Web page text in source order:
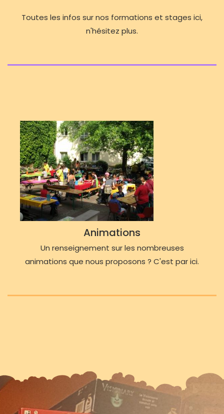
Toutes les infos sur nos formations et stages ici,
n'hésitez plus.
Animations
Un renseignement sur les nombreuses
animations que nous proposons ? C'est par ici.